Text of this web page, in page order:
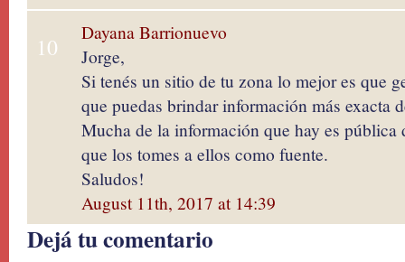
10
Dayana Barrionuevo
Jorge,
Si tenés un sitio de tu zona lo mejor es que
que puedas brindar información más exacta
Mucha de la información que hay es
que los tomes a ellos como fuente.
Saludos!
August 11th, 2017 at 14:39
Dejá tu comentario